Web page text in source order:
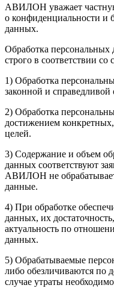
АВИЛОН уважает
о конфиденциальности и
данных.
Обработка
строго в соответствии
1) Обработка
законной и справедливой
2) Обработка
достижением
целей.
3) Содержание и объем
данных соответствуют
АВИЛОН не
данные.
4) При обработке
данных, их
актуальность по
данных.
5) Обрабатываемые
либо обезличиваются по
случае утраты